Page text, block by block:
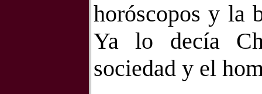
horóscopos y la
Ya lo decía
sociedad y el